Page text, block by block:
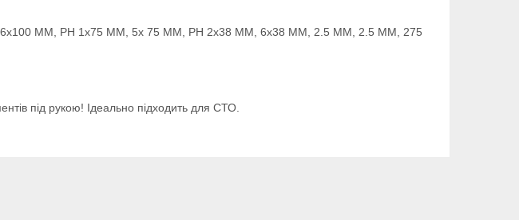
MM, PH 1x75 MM, 5x 75 MM, PH 2x38 MM, 6x38 MM, 2.5 MM, 2.5 MM, 275
під рукою! Ідеально підходить для СТО.